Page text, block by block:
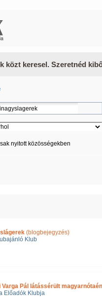
közt keresel. Szeretnéd
nyitott közösségekben
(blogbejegyzés)
Klub
Varga Pál látássérült
Előadók Klubja